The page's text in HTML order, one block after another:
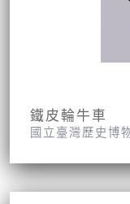
鐵皮輪牛車
國立臺灣歷史博